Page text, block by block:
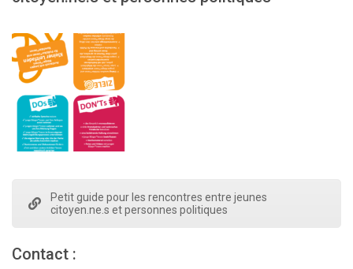
Petit guide pour les rencontres entre jeunes
citoyen.ne.s et personnes politiques
Contact :